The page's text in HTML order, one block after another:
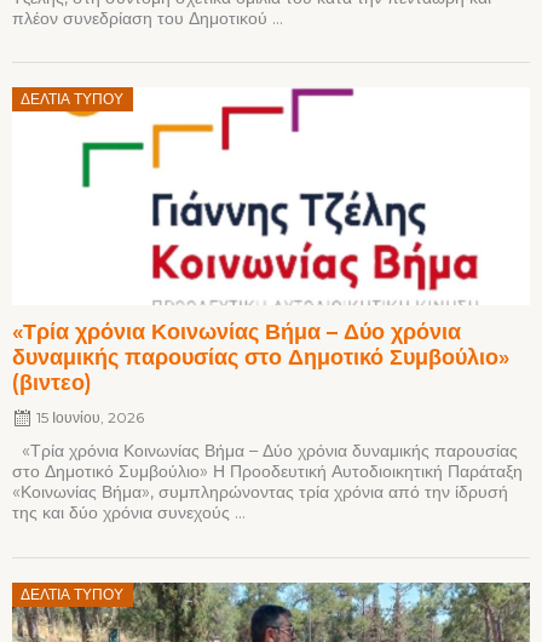
πλέον συνεδρίαση του Δημοτικού ...
ΔΕΛΤΊΑ ΤΎΠΟΥ
«Τρία χρόνια Κοινωνίας Βήμα – Δύο χρόνια
δυναμικής παρουσίας στο Δημοτικό Συμβούλιο»
(βιντεο)
Posted
15 Ιουνίου, 2026
«Τρία χρόνια Κοινωνίας Βήμα – Δύο χρόνια δυναμικής παρουσίας
στο Δημοτικό Συμβούλιο» Η Προοδευτική Αυτοδιοικητική Παράταξη
«Κοινωνίας Βήμα», συμπληρώνοντας τρία χρόνια από την ίδρυσή
της και δύο χρόνια συνεχούς ...
ΔΕΛΤΊΑ ΤΎΠΟΥ
Posted
on